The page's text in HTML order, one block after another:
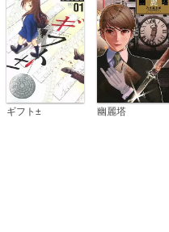
ギフト± 幽麗塔